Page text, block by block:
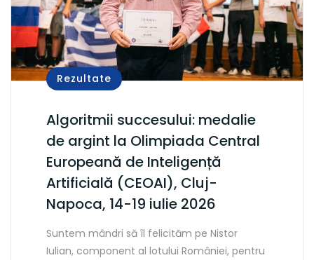
Rezultate
Algoritmii succesului: medalie
de argint la Olimpiada Central
Europeană de Inteligență
Artificială (CEOAI), Cluj-
Napoca, 14-19 iulie 2026
Suntem mândri să îl felicităm pe Nistor
Iulian, component al lotului României, pentru